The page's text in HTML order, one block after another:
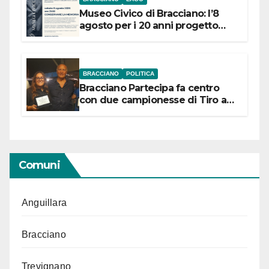
Museo Civico di Bracciano: l’8
agosto per i 20 anni progetto
BRACCIANO POLITICA
Bracciano Partecipa fa centro
con due campionesse di Tiro a
Comuni
Anguillara
Bracciano
Trevignano